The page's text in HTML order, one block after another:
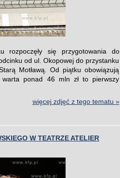
rozpoczęły się przygotowania do
od ul. Okopowej do przystanku
Motławą. Od piątku obowiązują
ponad 46 mln zł to pierwszy
więcej zdjęć z tego tematu »
W TEATRZE ATELIER